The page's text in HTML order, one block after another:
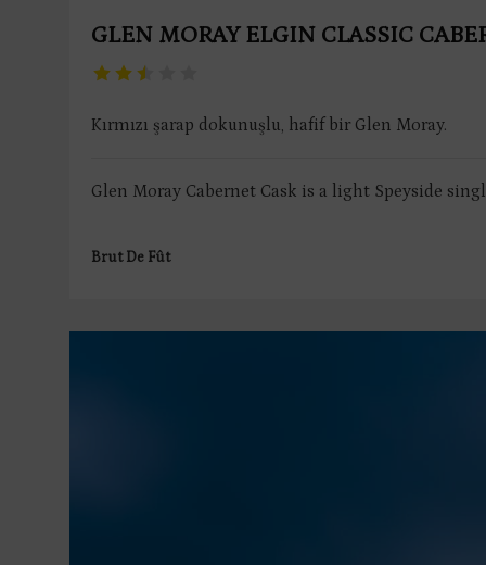
GLEN MORAY ELGIN CLASSIC
Kırmızı şarap dokunuşlu, hafif bir Glen Moray.
Glen Moray Cabernet Cask is a light Speyside
Brut De Fût